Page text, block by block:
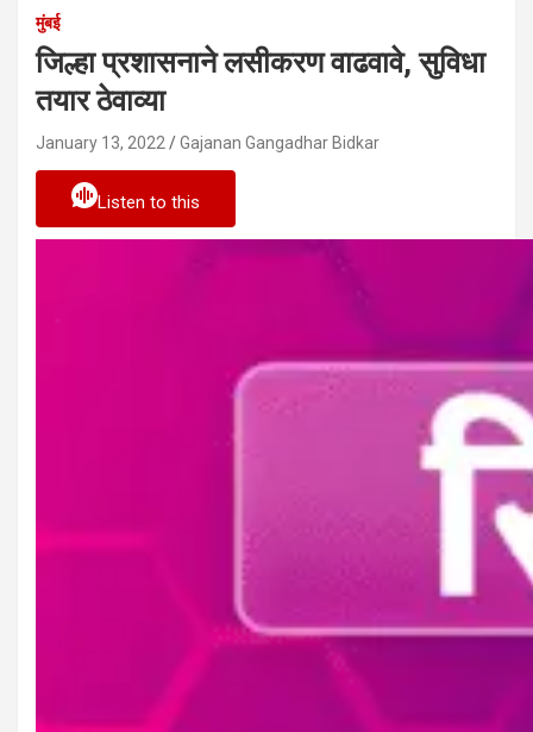
मुंबई
जिल्हा प्रशासनाने लसीकरण वाढवावे, सुविधा
तयार ठेवाव्या
January 13, 2022 Gajanan Gangadhar Bidkar
Listen to this